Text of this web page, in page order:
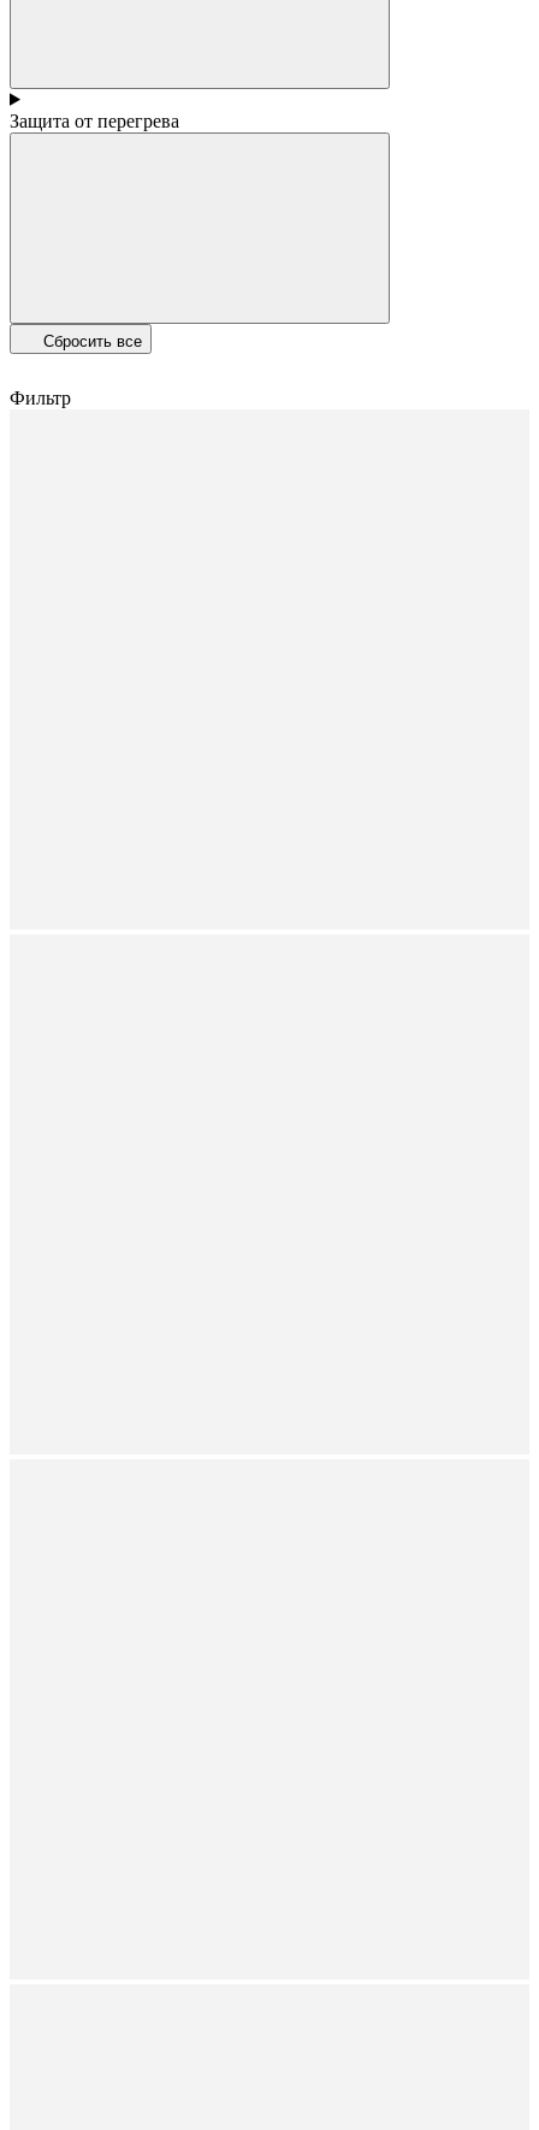
Защита от перегрева
Сбросить все
Фильтр